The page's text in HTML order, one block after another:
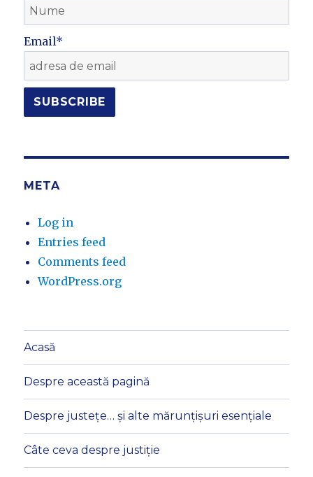
Email*
META
Log in
Entries feed
Comments feed
WordPress.org
Acasă
Despre această pagină
Despre justețe… și alte mărunțișuri esențiale
Câte ceva despre justiție